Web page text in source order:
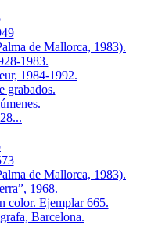
de Mallorca, 1983).
1983.
1984-1992.
grabados.
de Mallorca, 1983).
1968.
color. Ejemplar 665.
Barcelona.